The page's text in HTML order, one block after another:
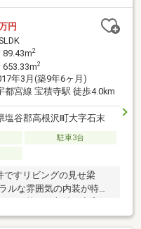
円
89.43m2
653.33m2
年3月(築9年6ヶ月)
都宮線 宝積寺駅 徒歩4.0km
塩谷郡高根沢町大字石末
駐車3台
ですリビングの見せ梁
ルな雰囲気の内装が特徴
倉庫あり。駐車スペース